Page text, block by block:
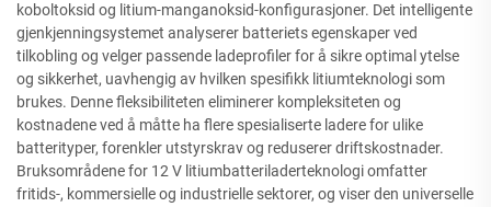
koboltoksid og litium-manganoksid-konfigurasjoner. Det intelligente
gjenkjenningsystemet analyserer batteriets egenskaper ved
tilkobling og velger passende ladeprofiler for å sikre optimal ytelse
og sikkerhet, uavhengig av hvilken spesifikk litiumteknologi som
brukes. Denne fleksibiliteten eliminerer kompleksiteten og
kostnadene ved å måtte ha flere spesialiserte ladere for ulike
batterityper, forenkler utstyrskrav og reduserer driftskostnader.
Bruksområdene for 12 V litiumbatteriladerteknologi omfatter
fritids-, kommersielle og industrielle sektorer, og viser den universelle